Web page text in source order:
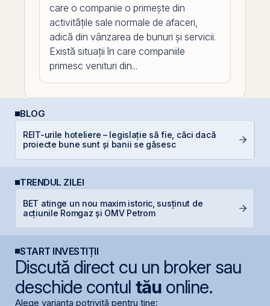
care o companie o primește din
activitățile sale normale de afaceri,
adică din vânzarea de bunuri și servicii.
Există situații în care companiile
primesc venituri din...
BLOG
REIT-urile hoteliere – legislație să fie, căci dacă
proiecte bune sunt și banii se găsesc
TRENDUL ZILEI
BET atinge un nou maxim istoric, susținut de
acțiunile Romgaz și OMV Petrom
START INVESTIȚII
Discută direct cu un broker sau
deschide contul tăuonline.
Alege varianta potrivită pentru tine: